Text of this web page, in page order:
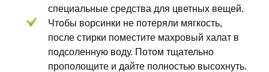
специальные средства для цветных вещей.
Чтобы ворсинки не потеряли мягкость,
после стирки поместите махровый халат в
подсоленную воду. Потом тщательно
прополощите и дайте полностью высохнуть.